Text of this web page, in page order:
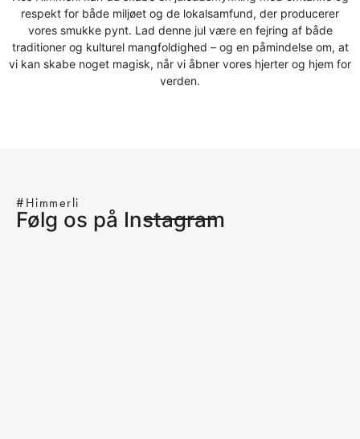
respekt for både miljøet og de lokalsamfund, der producerer
vores smukke pynt. Lad denne jul være en fejring af både
traditioner og kulturel mangfoldighed – og en påmindelse om, at
vi kan skabe noget magisk, når vi åbner vores hjerter og hjem for
verden.
#Himmerli
Følg os på Instagram